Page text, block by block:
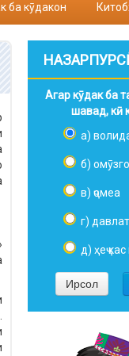
ба кӯдакон
Агар кӯдак ба
шавад, кӣ
а)
б)
в) ҷомеа
г) давлат
д) ҳеҷ